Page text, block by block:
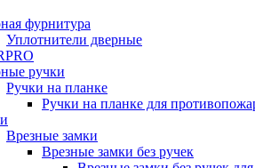
фурнитура
Уплотнители дверные
ручки
Ручки на планке
Ручки на планке для
Врезные замки
Врезные замки без ручек